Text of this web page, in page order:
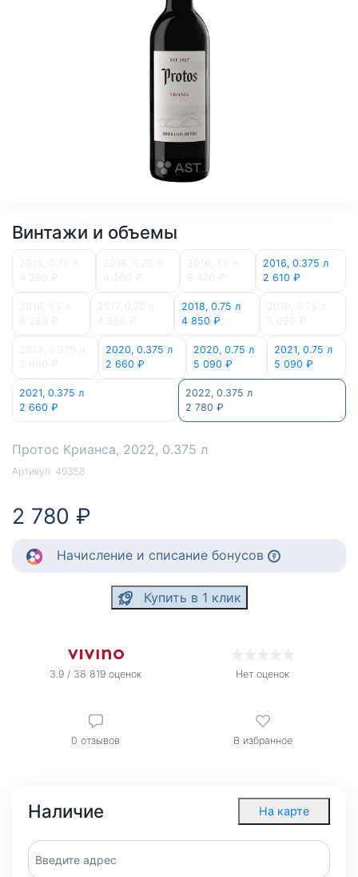
Винтажи и объемы
2016, 0.375 л
2 610 ₽
2018, 0.75 л
4 850 ₽
2020, 0.375 л
2 660 ₽
2020, 0.75 л
5 090 ₽
2021, 0.75 л
5 090 ₽
2021, 0.375 л
2 660 ₽
2022, 0.375 л
2 780 ₽
Протос Крианса, 2022, 0.375 л
Артикул: 49358
2 780 ₽
Начисление и списание бонусов
Купить в 1 клик
3.9 / 38 819 оценок Нет оценок
0 отзывов В избранное
Наличие На карте